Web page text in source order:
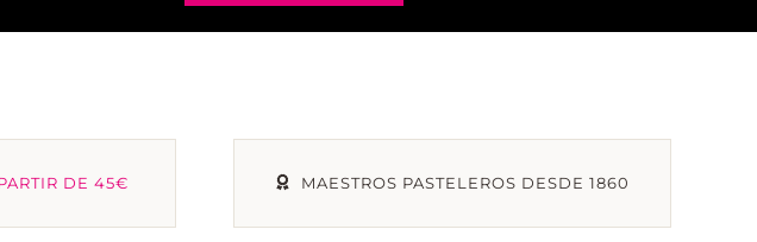
DE 45€ MAESTROS PASTELEROS DESDE 1860